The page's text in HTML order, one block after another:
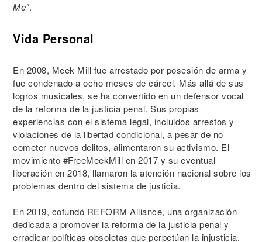
Me".
Vida Personal
En 2008, Meek Mill fue arrestado por posesión de arma y
fue condenado a ocho meses de cárcel. Más allá de sus
logros musicales, se ha convertido en un defensor vocal
de la reforma de la justicia penal. Sus propias
experiencias con el sistema legal, incluidos arrestos y
violaciones de la libertad condicional, a pesar de no
cometer nuevos delitos, alimentaron su activismo. El
movimiento #FreeMeekMill en 2017 y su eventual
liberación en 2018, llamaron la atención nacional sobre los
problemas dentro del sistema de justicia.
En 2019, cofundó REFORM Alliance, una organización
dedicada a promover la reforma de la justicia penal y
erradicar políticas obsoletas que perpetúan la injusticia.